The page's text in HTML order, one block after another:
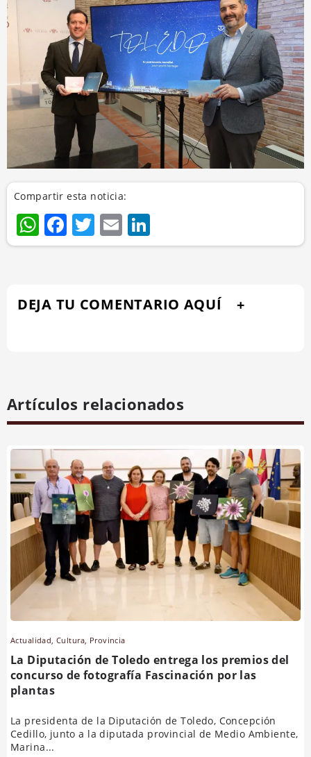
Compartir esta noticia:
WhatsApp
Facebook
Twitter
Email
DEJA TU COMENTARIO AQUÍ
Artículos relacionados
Actualidad,Cultura, Provincia
La Diputación de Toledo entrega los premios del
concurso de fotografía Fascinación por las
plantas
La presidenta de la Diputación de Toledo, Concepción
Cedillo, junto a la diputada provincial de Medio Ambiente,
Marina...